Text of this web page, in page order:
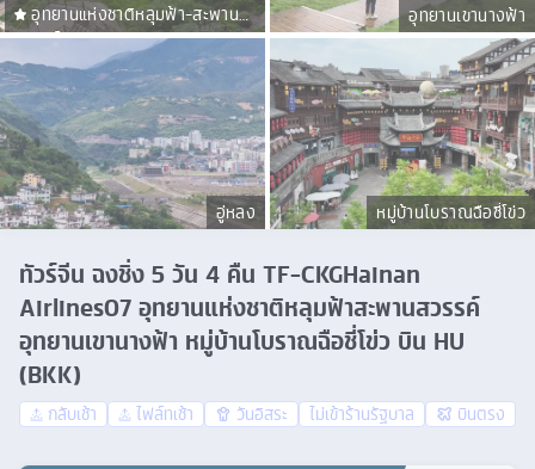
อุทยานแห่งชาติหลุมฟ้า-สะพาน
สวรรค์
อุทยานเขานางฟ้า
อู่หลง หมู่บ้านโบราณฉือชี่โข่ว
ทัวร์จีน ฉงชิ่ง 5 วัน 4 คืน TF-CKGHainan
Airlines07 อุทยานแห่งชาติหลุมฟ้าสะพานสวรรค์
อุทยานเขานางฟ้า หมู่บ้านโบราณฉือชี่โข่ว บิน HU
(BKK)
กลับเช้า ไฟล์ทเช้า วันอิสระ ไม่เข้าร้านรัฐบาล บินตรง